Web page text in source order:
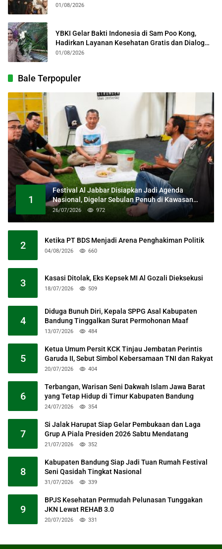
Kolosal
01/08/2026
YBKI Gelar Bakti Indonesia di Sam Poo Kong,
Hadirkan Layanan Kesehatan Gratis dan Dialog
Kebangsaan
01/08/2026
Bale Terpopuler
1
Festival Al Jabbar Disiapkan Jadi Agenda
Nasional, Digelar Sebulan Penuh di Kawasan
Masjid Raya Al Jabbar
26/07/2026 972
2 Ketika PT BDS Menjadi Arena Penghakiman Politik
04/08/2026 660
3 Kasasi Ditolak, Eks Kepsek MI Al Gozali Dieksekusi
18/07/2026 509
4
Diduga Bunuh Diri, Kepala SPPG Asal Kabupaten
Bandung Tinggalkan Surat Permohonan Maaf
13/07/2026 484
5
Ketua Umum Persit KCK Tinjau Jembatan Perintis
Garuda II, Sebut Simbol Kebersamaan TNI dan Rakyat
20/07/2026 404
6
Terbangan, Warisan Seni Dakwah Islam Jawa Barat
yang Tetap Hidup di Timur Kabupaten Bandung
24/07/2026 354
7
Si Jalak Harupat Siap Gelar Pembukaan dan Laga
Grup A Piala Presiden 2026 Sabtu Mendatang
21/07/2026 352
8
Kabupaten Bandung Siap Jadi Tuan Rumah Festival
Seni Qasidah Tingkat Nasional
31/07/2026 339
9
BPJS Kesehatan Permudah Pelunasan Tunggakan
JKN Lewat REHAB 3.0
20/07/2026 331